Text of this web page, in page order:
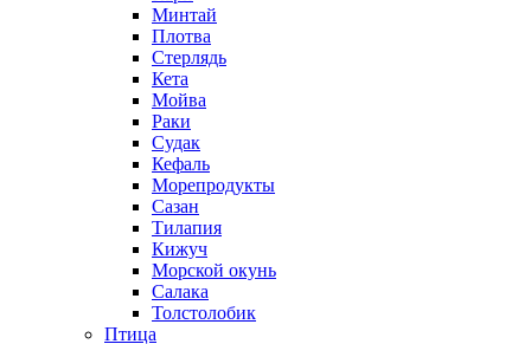
Минтай
Плотва
Стерлядь
Кета
Мойва
Раки
Судак
Кефаль
Морепродукты
Сазан
Тилапия
Кижуч
Морской окунь
Салака
Толстолобик
Птица